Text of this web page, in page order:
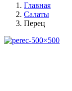
Главная
Салаты
Перец